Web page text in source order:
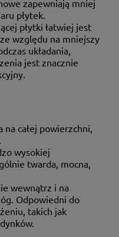
zapewniają mniej
płytek.
płytki łatwiej jest
względu na mniejszy
układania,
jest znacznie
całej powierzchni,
wysokiej
twarda, mocna,
wewnątrz i na
Odpowiedni do
takich jak